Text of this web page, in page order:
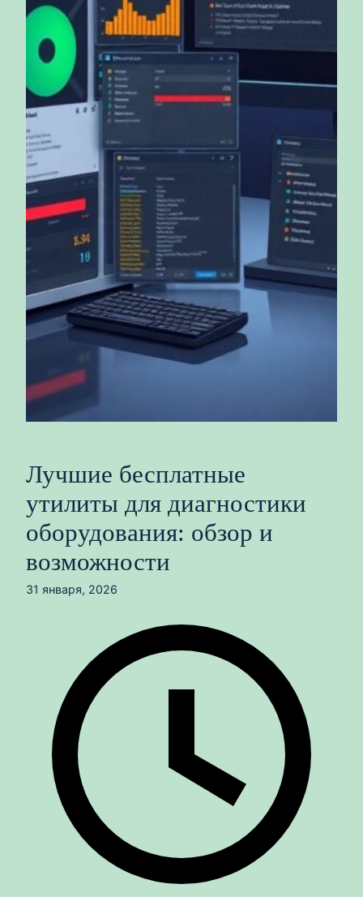
Лучшие бесплатные
утилиты для диагностики
оборудования: обзор и
возможности
31 января, 2026